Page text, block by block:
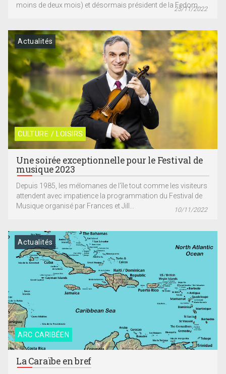
moins de deux mois) et désormais président de la Fedom...
25/11/2022
CULTURE / LOISIRS
Actualités
Une soirée exceptionnelle pour le Festival de
musique 2023
Depuis 1985, les mélomanes de l’île tout comme les visiteurs
attendent avec impatience la programmation du Festival de
Musique organisé par Frances et Jill...
10/11/2022
ARC CARIBÉEN
Actualités
La Caraïbe en bref